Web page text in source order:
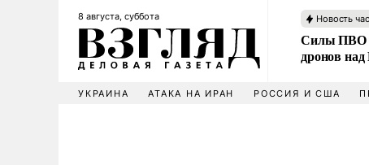
8 августа, суббота Новость
Силы ПВО
дронов над
УКРАИНА АТАКА НА ИРАН РОССИЯ И США